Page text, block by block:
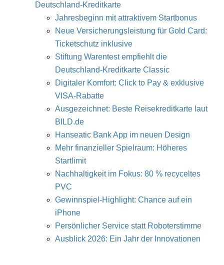
Deutschland-Kreditkarte
Jahresbeginn mit attraktivem Startbonus
Neue Versicherungsleistung für Gold Card:
Ticketschutz inklusive
Stiftung Warentest empfiehlt die
Deutschland-Kreditkarte Classic
Digitaler Komfort: Click to Pay & exklusive
VISA-Rabatte
Ausgezeichnet: Beste Reisekreditkarte laut
BILD.de
Hanseatic Bank App im neuen Design
Mehr finanzieller Spielraum: Höheres
Startlimit
Nachhaltigkeit im Fokus: 80 % recyceltes
PVC
Gewinnspiel-Highlight: Chance auf ein
iPhone
Persönlicher Service statt Roboterstimme
Ausblick 2026: Ein Jahr der Innovationen